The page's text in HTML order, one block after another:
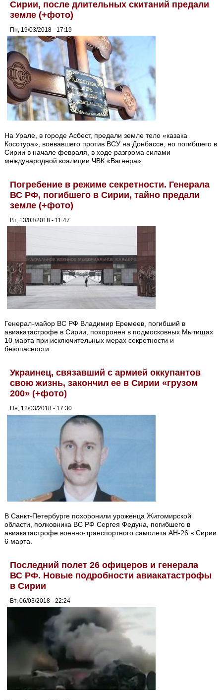
Сирии, после длительных скитаний предали
земле (+фото)
Пн, 19/03/2018 - 17:19
На Урале, в городе Асбест, предали земле тело «казака
Косотура», воевавшего против ВСУ на Донбассе, но погибшего в
Сирии в начале февраля, в ходе разгрома силами
международной коалиции ЧВК «Вагнера».
Погребение в режиме секретности. Генерала
ВС РФ, погибшего в Сирии, тайно предали
земле (+фото)
Вт, 13/03/2018 - 11:47
Генерал-майор ВС РФ Владимир Еремеев, погибший в
авиакатастрофе в Сирии, похоронен в подмосковных Мытищах
10 марта при исключительных мерах секретности и
безопасности.
Украинец, связавший с армией оккупантов
свою жизнь, закончил ее в Сирии «грузом
200» (+фото)
Пн, 12/03/2018 - 17:30
В Санкт-Петербурге похоронили уроженца Житомирской
области, полковника ВС РФ Сергея Федуна, погибшего в
авиакатастрофе военно-транспортного самолета АН-26 в Сирии
6 марта.
Последний полет 26 офицеров и генерала
ВС РФ. Новые подробности авиакатастрофы
в Сирии
Вт, 06/03/2018 - 22:24